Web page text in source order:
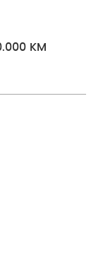
KM